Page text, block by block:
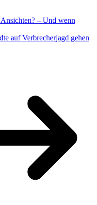
– Und wenn
auf Verbrecherjagd gehen